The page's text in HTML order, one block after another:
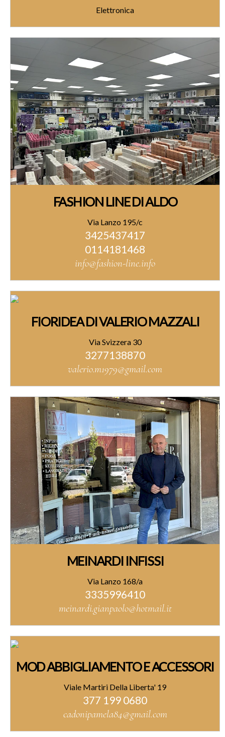
Elettronica
FASHION LINE DI ALDO
Via Lanzo 195/c
3425437417
0114181468
info@fashion-line.info
FIORIDEA DI VALERIO MAZZALI
Via Svizzera 30
3277138870
valerio.m1979@gmail.com
MEINARDI INFISSI
Via Lanzo 168/a
3335996410
meinardi.gianpaolo@hotmail.it
MOD ABBIGLIAMENTO E ACCESSORI
Viale Martiri Della Liberta' 19
377 199 0680
cadonipamela84@gmail.com